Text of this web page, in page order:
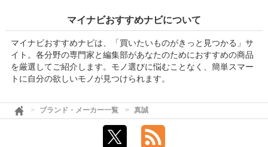
マイナビおすすめナビについて
マイナビおすすめナビは、「買いたいものがきっと見つかる」サ
イト。各分野の専門家と編集部があなたのためにおすすめの商品
を厳選してご紹介します。モノ選びに悩むことなく、簡単スマー
トに自分の欲しいモノが見つけられます。
ブランド・メーカー一覧 真誠